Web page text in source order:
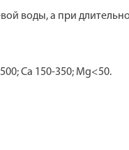
воды, а при
Ca 150-350; Mg<50.